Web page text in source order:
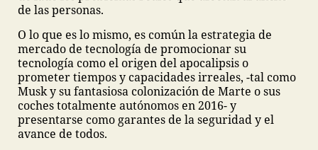
de las personas.
O lo que es lo mismo, es común la estrategia de
mercado de tecnología de promocionar su
tecnología como el origen del apocalipsis o
prometer tiempos y capacidades irreales, -tal como
Musk y su fantasiosa colonización de Marte o sus
coches totalmente autónomos en 2016- y
presentarse como garantes de la seguridad y el
avance de todos.